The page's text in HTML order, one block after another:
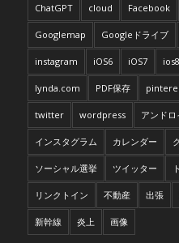
ChatGPT cloud Facebook
Googlemap Googleドライブ
instagram iOS6 iOS7 ios8
lynda.com PDF保存
twitter wordpress アンドロ
インスタグラム カレンダー
ソーシャル選挙 ツイッター
リンクトイン 不動産 出張
新幹線 炎上 画像